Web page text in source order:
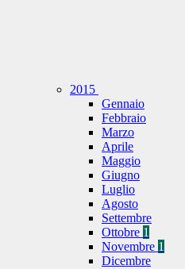
2015
Gennaio
Febbraio
Marzo
Aprile
Maggio
Giugno
Luglio
Agosto
Settembre
Ottobre 1
Novembre 1
Dicembre